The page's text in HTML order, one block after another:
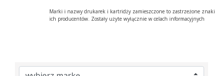
Marki i nazwy drukarek i kartridży zamieszczone to zastrzeżone znaki
ich producentów. Zostały użyte wyłącznie w celach informacyjnych